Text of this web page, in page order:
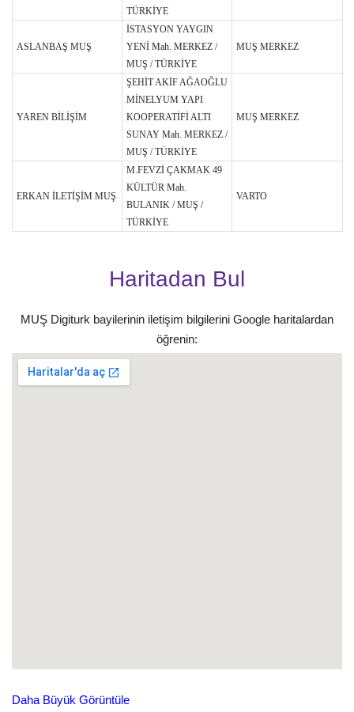
TÜRKİYE
ASLANBAŞ MUŞ
İSTASYON YAYGIN
YENİ Mah. MERKEZ /
MUŞ / TÜRKİYE
MUŞ MERKEZ
YAREN BİLİŞİM
ŞEHİT AKİF AĞAOĞLU
MİNELYUM YAPI
KOOPERATİFİ ALTI
SUNAY Mah. MERKEZ /
MUŞ / TÜRKİYE
MUŞ MERKEZ
ERKAN İLETİŞİM MUŞ
M.FEVZİ ÇAKMAK 49
KÜLTÜR Mah.
BULANIK / MUŞ /
TÜRKİYE
VARTO
Haritadan Bul
MUŞ Digiturk bayilerinin iletişim bilgilerini Google haritalardan
öğrenin:
Daha Büyük Görüntüle